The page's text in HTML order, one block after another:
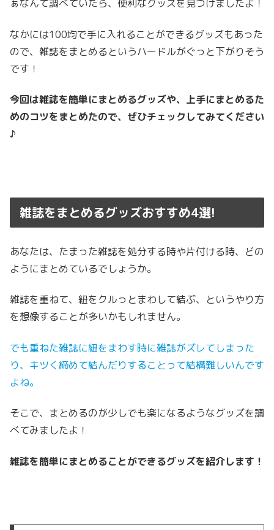
ぁなんて調べていたら、便利なグッズを見つけましたよ！
なかには100均で手に入れることができるグッズもあった
ので、雑誌をまとめるというハードルがぐっと下がりそう
です！
今回は雑誌を簡単にまとめるグッズや、上手にまとめるた
めのコツをまとめたので、ぜひチェックしてみてください
♪
雑誌をまとめるグッズおすすめ4選!
あなたは、たまった雑誌を処分する時や片付ける時、どの
ようにまとめているでしょうか。
雑誌を重ねて、紐をクルっとまわして結ぶ、というやり方
を想像することが多いかもしれません。
でも重ねた雑誌に紐をまわす時に雑誌がズレてしまった
り、キツく締めて結んだりすることって結構難しいんです
よね。
そこで、まとめるのが少しでも楽になるようなグッズを調
べてみましたよ！
雑誌を簡単にまとめることができるグッズを紹介します！